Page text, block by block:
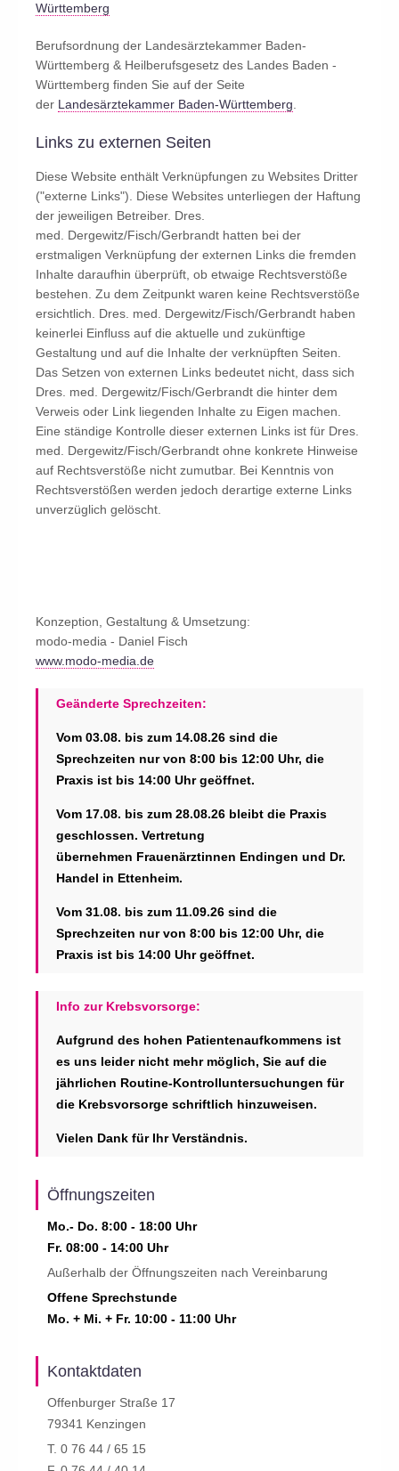
Württemberg
Berufsordnung der Landesärztekammer Baden-
Württemberg & Heilberufsgesetz des Landes Baden -
Württemberg finden Sie auf der Seite
der Landesärztekammer Baden-Württemberg
Links zu externen Seiten
Diese Website enthält Verknüpfungen zu Websites Dritter
("externe Links"). Diese Websites unterliegen der Haftung
der jeweiligen Betreiber. Dres.
med. Dergewitz/Fisch/Gerbrandt hatten bei der
erstmaligen Verknüpfung der externen Links die fremden
Inhalte daraufhin überprüft, ob etwaige Rechtsverstöße
bestehen. Zu dem Zeitpunkt waren keine Rechtsverstöße
ersichtlich. Dres. med. Dergewitz/Fisch/Gerbrandt haben
keinerlei Einfluss auf die aktuelle und zukünftige
Gestaltung und auf die Inhalte der verknüpften Seiten.
Das Setzen von externen Links bedeutet nicht, dass sich
Dres. med. Dergewitz/Fisch/Gerbrandt die hinter dem
Verweis oder Link liegenden Inhalte zu Eigen machen.
Eine ständige Kontrolle dieser externen Links ist für Dres.
med. Dergewitz/Fisch/Gerbrandt ohne konkrete Hinweise
auf Rechtsverstöße nicht zumutbar. Bei Kenntnis von
Rechtsverstößen werden jedoch derartige externe Links
unverzüglich gelöscht.
Konzeption, Gestaltung & Umsetzung:
modo-media - Daniel Fisch
www.modo-media.de
Geänderte Sprechzeiten:
Vom 03.08. bis zum 14.08.26 sind die
Sprechzeiten nur von 8:00 bis 12:00 Uhr, die
Praxis ist bis 14:00 Uhr geöffnet.
Vom 17.08. bis zum 28.08.26 bleibt die Praxis
geschlossen. Vertretung
übernehmen Frauenärztinnen Endingen und Dr.
Handel in Ettenheim.
Vom 31.08. bis zum 11.09.26 sind die
Sprechzeiten nur von 8:00 bis 12:00 Uhr, die
Praxis ist bis 14:00 Uhr geöffnet.
Info zur Krebsvorsorge:
Aufgrund des hohen Patienten­aufkommens ist
es uns leider nicht mehr möglich, Sie auf die
jährlichen Routine-Kontrolluntersuchungen für
die Krebsvorsorge schriftlich hinzuweisen.
Vielen Dank für Ihr Verständnis.
Öffnungszeiten
Mo.- Do. 8:00 - 18:00 Uhr
Fr. 08:00 - 14:00 Uhr
Außerhalb der Öffnungszeiten nach Vereinbarung
Offene Sprechstunde
Mo. + Mi. + Fr. 10:00 - 11:00 Uhr
Kontaktdaten
Offenburger Straße 17
79341 Kenzingen
T. 0 76 44 / 65 15